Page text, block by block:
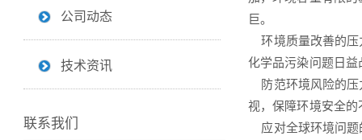
巨。
环境质量改善的压
化学品污染问题日
防范环境风险的压
视，保障环境安全
应对全球环境问题
公司动态
技术资讯
联系我们